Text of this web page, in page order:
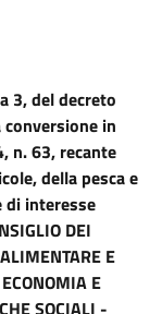
3, del decreto
in
n. 63, recante
della pesca e
di interesse
DEI
E
E
SOCIALI -